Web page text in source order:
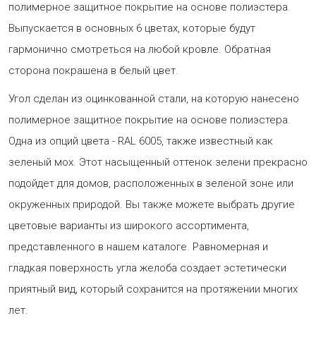
полимерное защитное покрытие на основе полиэстера.
Выпускается в основных 6 цветах, которые будут
гармонично смотреться на любой кровле. Обратная
сторона покрашена в белый цвет.
Угол сделан из оцинкованной стали, на которую нанесено
полимерное защитное покрытие на основе полиэстера.
Одна из опций цвета - RAL 6005, также известный как
зеленый мох. Этот насыщенный оттенок зелени прекрасно
подойдет для домов, расположенных в зеленой зоне или
окруженных природой. Вы также можете выбрать другие
цветовые варианты из широкого ассортимента,
представленного в нашем каталоге. Равномерная и
гладкая поверхность угла желоба создает эстетически
приятный вид, который сохранится на протяжении многих
лет.